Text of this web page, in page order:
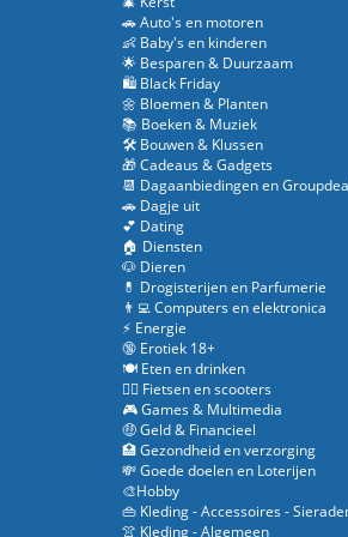
🚗 Auto's en motoren
👶 Baby's en kinderen
🌟 Besparen & Duurzaam
🛍️ Black Friday
🌼 Bloemen & Planten
📚 Boeken & Muziek
🛠️ Bouwen & Klussen
🎁 Cadeaus & Gadgets
📆 Dagaanbiedingen en
🚗 Dagje uit
💕 Dating
🏠 Diensten
🐶 Dieren
💊 Drogisterijen en Parfumerie
👨‍💻 Computers en elektronica
⚡ Energie
🔞 Erotiek 18+
🍽️ Eten en drinken
🚴‍♂️ Fietsen en scooters
🎮 Games & Multimedia
🤑 Geld & Financieel
🏥 Gezondheid en verzorging
💸 Goede doelen en Loterijen
🎨Hobby
👜 Kleding - Accessoires -
👚 Kleding - Algemeen